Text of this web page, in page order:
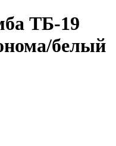
ТБ-19
белый